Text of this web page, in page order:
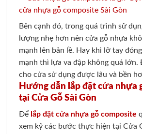
Bên cạnh đó, trong quá trình sử
lượng nhẹ hơn nên cửa gỗ nhựa
mạnh lên bản lề. Hay khi lỡ tay
mạnh thì lựa va đập không quá lớn.
cho cửa sử dụng được lâu và bền
Hướng dẫn lắp đặt cửa nhựa
tại Cửa Gỗ Sài Gòn
Để lắp đặt cửa nhựa gỗ composite
xem kỹ các bước thực hiện tại Cửa